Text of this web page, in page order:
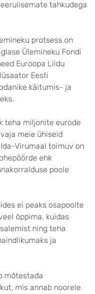
tahkudega
protsess on
Ülemineku Fondi
Euroopa Liidu
Eesti
käitumis- ja
teha miljonite eurode
meie ühiseid
Virumaal toimuv on
ehk
poole
ei peaks osapoolte
õppima, kuidas
ning teha
ja
mõtestada
mis annab noorele